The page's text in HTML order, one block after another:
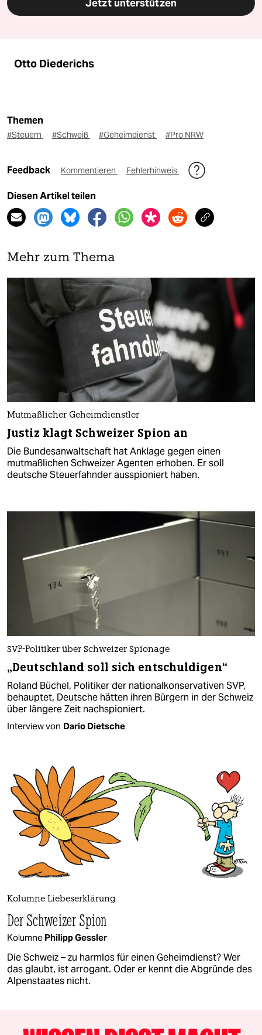
Jetzt unterstützen
Otto Diederichs
Themen
#Steuern #Schweiß #Geheimdienst #Pro NRW
Feedback Kommentieren Fehlerhinweis
Diesen Artikel teilen
Mehr zum Thema
Mutmaßlicher Geheimdienstler
Justiz klagt Schweizer Spion an
Die Bundesanwaltschaft hat Anklage gegen einen
mutmaßlichen Schweizer Agenten erhoben. Er soll
deutsche Steuerfahnder ausspioniert haben.
SVP-Politiker über Schweizer Spionage
„Deutschland soll sich entschuldigen“
Roland Büchel, Politiker der nationalkonservativen SVP,
behauptet, Deutsche hätten ihren Bürgern in der Schweiz
über längere Zeit nachspioniert.
Interview von Dario Dietsche
Kolumne Liebeserklärung
Der Schweizer Spion
Kolumne Philipp Gessler
Die Schweiz – zu harmlos für einen Geheimdienst? Wer
das glaubt, ist arrogant. Oder er kennt die Abgründe des
Alpenstaates nicht.